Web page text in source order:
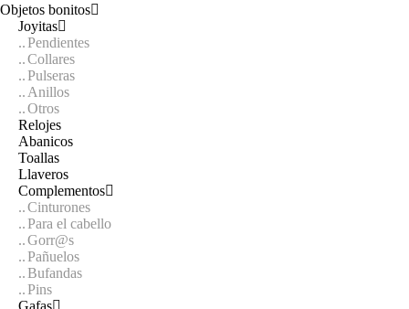
Objetos bonitos
Joyitas
Pendientes
Collares
Pulseras
Anillos
Otros
Relojes
Abanicos
Toallas
Llaveros
Complementos
Cinturones
Para el cabello
Gorr@s
Pañuelos
Bufandas
Pins
Gafas